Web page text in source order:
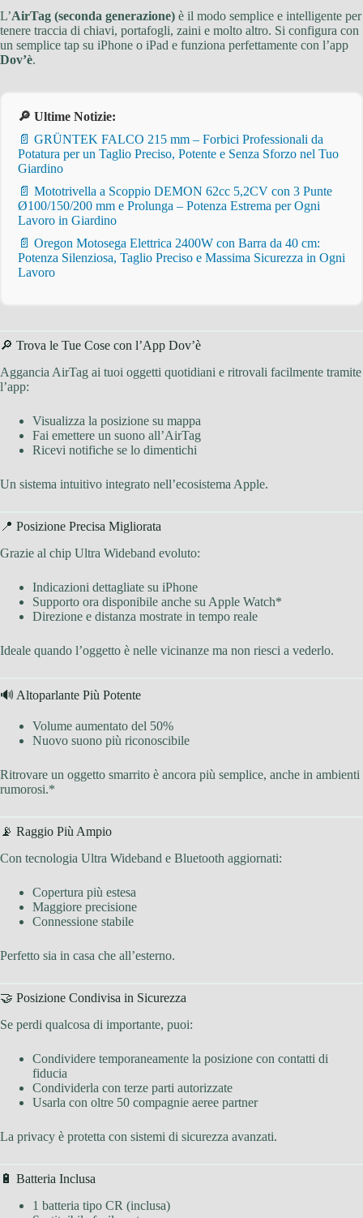
L’AirTag (seconda generazione) è il modo semplice e intelligente per
tenere traccia di chiavi, portafogli, zaini e molto altro. Si configura con
un semplice tap su iPhone o iPad e funziona perfettamente con l’app
Dov’è.
🔎 Ultime Notizie:
📄 GRÜNTEK FALCO 215 mm – Forbici Professionali da
Potatura per un Taglio Preciso, Potente e Senza Sforzo nel Tuo
Giardino
📄 Mototrivella a Scoppio DEMON 62cc 5,2CV con 3 Punte
Ø100/150/200 mm e Prolunga – Potenza Estrema per Ogni
Lavoro in Giardino
📄 Oregon Motosega Elettrica 2400W con Barra da 40 cm:
Potenza Silenziosa, Taglio Preciso e Massima Sicurezza in Ogni
Lavoro
🔎 Trova le Tue Cose con l’App Dov’è
Aggancia AirTag ai tuoi oggetti quotidiani e ritrovali facilmente tramite
l’app:
Visualizza la posizione su mappa
Fai emettere un suono all’AirTag
Ricevi notifiche se lo dimentichi
Un sistema intuitivo integrato nell’ecosistema Apple.
📍 Posizione Precisa Migliorata
Grazie al chip Ultra Wideband evoluto:
Indicazioni dettagliate su iPhone
Supporto ora disponibile anche su Apple Watch*
Direzione e distanza mostrate in tempo reale
Ideale quando l’oggetto è nelle vicinanze ma non riesci a vederlo.
🔊 Altoparlante Più Potente
Volume aumentato del 50%
Nuovo suono più riconoscibile
Ritrovare un oggetto smarrito è ancora più semplice, anche in ambienti
rumorosi.*
📡 Raggio Più Ampio
Con tecnologia Ultra Wideband e Bluetooth aggiornati:
Copertura più estesa
Maggiore precisione
Connessione stabile
Perfetto sia in casa che all’esterno.
🤝 Posizione Condivisa in Sicurezza
Se perdi qualcosa di importante, puoi:
Condividere temporaneamente la posizione con contatti di
fiducia
Condividerla con terze parti autorizzate
Usarla con oltre 50 compagnie aeree partner
La privacy è protetta con sistemi di sicurezza avanzati.
🔋 Batteria Inclusa
1 batteria tipo CR (inclusa)